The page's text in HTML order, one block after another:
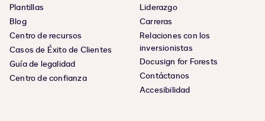
Plantillas
Blog
Centro de recursos
Casos de Éxito de Clientes
Guía de legalidad
Centro de confianza
Liderazgo
Carreras
Relaciones con los
inversionistas
Docusign for Forests
Contáctanos
Accesibilidad